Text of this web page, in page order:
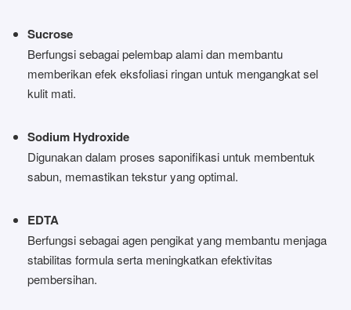
Sucrose
Berfungsi sebagai pelembap alami dan membantu
memberikan efek eksfoliasi ringan untuk mengangkat sel
kulit mati.
Sodium Hydroxide
Digunakan dalam proses saponifikasi untuk membentuk
sabun, memastikan tekstur yang optimal.
EDTA
Berfungsi sebagai agen pengikat yang membantu menjaga
stabilitas formula serta meningkatkan efektivitas
pembersihan.